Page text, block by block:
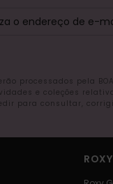
pela
e coleções
para consultar,
ROXY